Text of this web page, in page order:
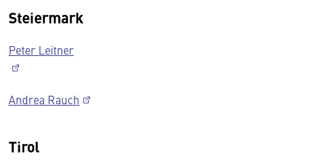
Steiermark
Peter Leitner
Andrea Rauch
Tirol